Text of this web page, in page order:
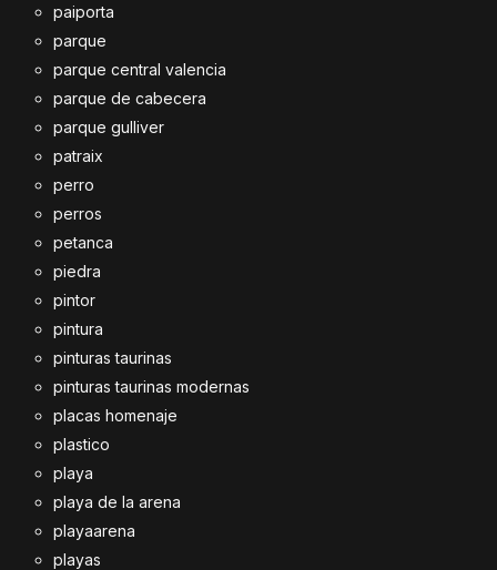
paiporta
parque
parque central valencia
parque de cabecera
parque gulliver
patraix
perro
perros
petanca
piedra
pintor
pintura
pinturas taurinas
pinturas taurinas modernas
placas homenaje
plastico
playa
playa de la arena
playaarena
playas